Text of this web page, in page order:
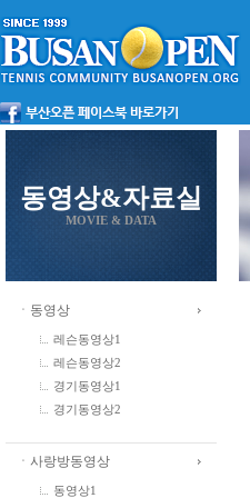
동영상&자료실
MOVIE & DATA
ㆍ동영상
레슨동영상1
레슨동영상2
경기동영상1
경기동영상2
ㆍ사랑방동영상
동영상1